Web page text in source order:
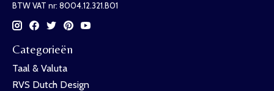
BTW VAT nr: 8004.12.321.B01
Categorieën
Taal & Valuta
RVS Dutch Design